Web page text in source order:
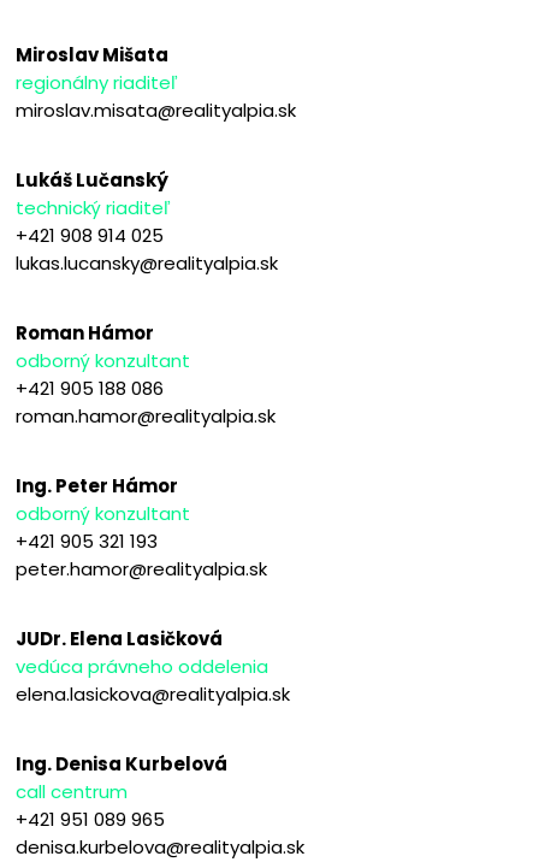
Miroslav Mišata
regionálny riaditeľ
miroslav.misata@realityalpia.sk
Lukáš Lučanský
technický riaditeľ
+421 908 914 025
lukas.lucansky@realityalpia.sk
Roman Hámor
odborný konzultant
+421 905 188 086
roman.hamor@realityalpia.sk
Ing. Peter Hámor
odborný konzultant
+421 905 321 193
peter.hamor@realityalpia.sk
JUDr. Elena Lasičková
vedúca právneho oddelenia
elena.lasickova@realityalpia.sk
Ing. Denisa Kurbelová
call centrum
+421 951 089 965
denisa.kurbelova@realityalpia.sk